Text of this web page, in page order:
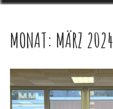
MONAT: MÄRZ 2024